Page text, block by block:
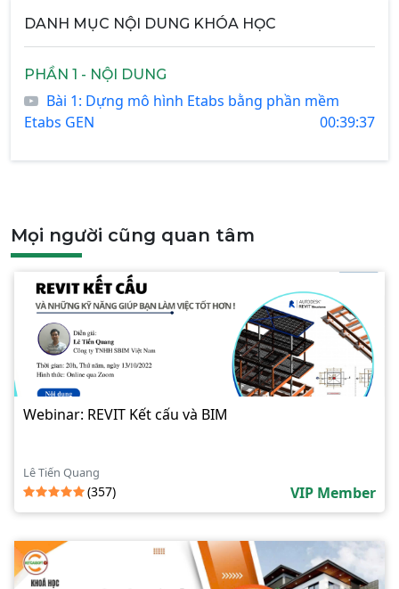
DANH MỤC NỘI DUNG KHÓA HỌC
PHẦN 1 - NỘI DUNG
Bài 1: Dựng mô hình Etabs bằng phần mềm
Etabs GEN
00:39:37
Mọi người cũng quan tâm
Webinar: REVIT Kết cấu và BIM
Lê Tiến Quang
(357) VIP Member